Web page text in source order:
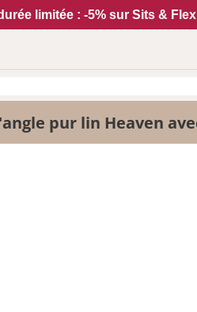
durée limitée : -5% sur Sits &
pur lin Heaven